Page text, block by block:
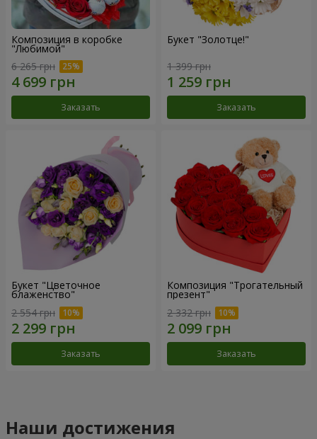
Композиция в коробке
"Любимой"
6 265 грн
Заказать
Букет "Золотце!"
1 399 грн
Заказать
Букет "Цветочное
блаженство"
2 554 грн
Заказать
Композиция "Трогательный
презент"
2 332 грн
Заказать
Наши достижения